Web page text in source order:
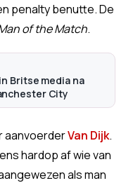
penalty benutte. De
of the Match.
Britse media na
City
aanvoerderVan Dijk.
hardop af wie van
als man